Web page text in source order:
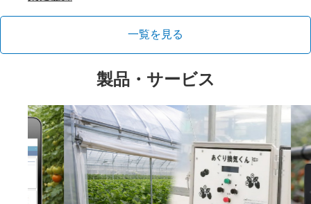
一覧を見る
製品・サービス